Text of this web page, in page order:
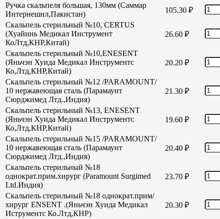
Ручка скальпеля большая, 130мм (Саммар
Интернешнл,Пакистан)
105.30 ₽
Скальпель стерильный №10, CERTUS
(Хуайинь Медикал Инструмент
КоЛтд,КНР,Китай)
26.60 ₽
Скальпель стерильный №10,ENESENT
(Яньчэн Хуида Медикал Инструментс
Ко,Лтд,КНР,Китай)
20.20 ₽
Скальпель стерильный №12 /PARAMOUNT/
10 нержавеющая сталь (Парамаунт
Сюрджимед Лтд.,Индия)
21.30 ₽
Скальпель стерильный №13, ENESENT
(Яньчэн Хуида Медикал Инструментс
Ко,Лтд,КНР,Китай)
19.60 ₽
Скальпель стерильный №15 /PARAMOUNT/
10 нержавеющая сталь (Парамаунт
Сюрджимед Лтд.,Индия)
20.40 ₽
Скальпель стерильный №18
однократ.прим.хирург (Paramount Surgimed
Ltd.Индия)
23.70 ₽
Скальпель стерильный №18 однократ.прим/
хирург ENSENT .(Яньчэн Хуида Медикал
Иструментс Ко.Лтд,КНР)
20.30 ₽